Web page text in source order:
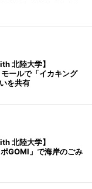
北陸大学】
ールで「イカキング
を共有
北陸大学】
GOMI」で海岸のごみ